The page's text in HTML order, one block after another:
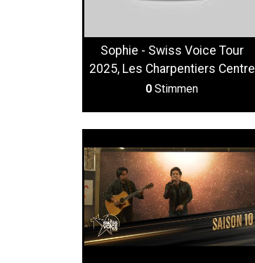
Sophie - Swiss Voice Tour
2025, Les Charpentiers Centre
0 Stimmen